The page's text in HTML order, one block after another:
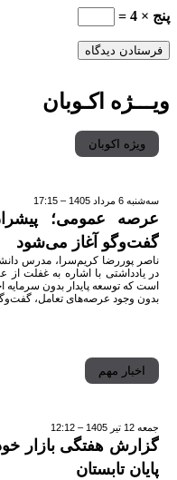
پنج × 4 =
ویـــژه اکـوبان
ویژه اکوبان
سه‌شنبه 6 مرداد 1405 – 17:15
عرصه عمومی؛
گفت‌وگو آغاز می‌شود
ناصر پوررضا کریم‌سرا، مدرس
در یادداشتی با اشاره به غفلت
است که توسعه پایدار بدون سرمایه
بدون وجود عرصه‌های تعامل،
اخبار مهم
جمعه 12 تیر 1405 – 12:12
گزارش هفتگی بازار
پایان تابستان